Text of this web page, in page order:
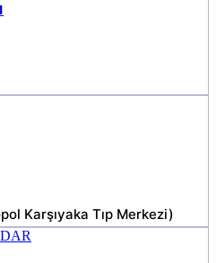
Karşıyaka Tıp Merkezi)